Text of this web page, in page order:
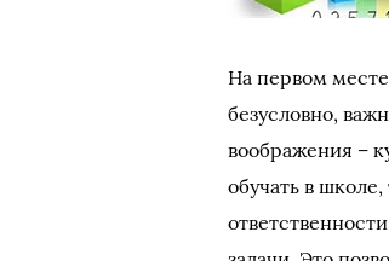
На первом
безусловно,
воображения –
обучать в